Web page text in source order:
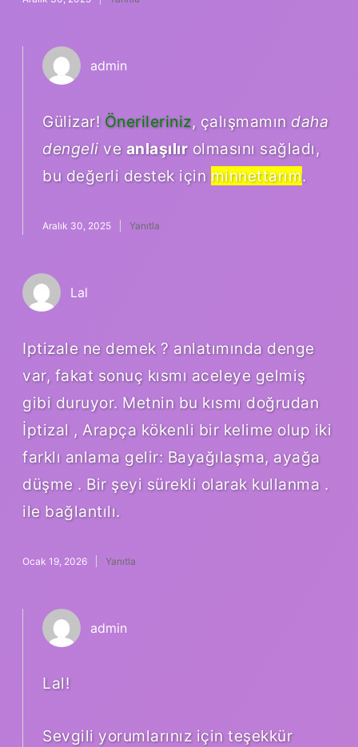
admin
Gülizar! Önerileriniz, çalışmamın daha
dengeli ve anlaşılırolmasını sağladı,
bu değerli destek için minnettarım.
Aralık 30, 2025 Yanıtla
Lal
Iptizale ne demek ? anlatımında denge
var, fakat sonuç kısmı aceleye gelmiş
gibi duruyor. Metnin bu kısmı doğrudan
İptizal , Arapça kökenli bir kelime olup iki
farklı anlama gelir: Bayağılaşma, ayağa
düşme . Bir şeyi sürekli olarak kullanma .
ile bağlantılı.
Ocak 19, 2026 Yanıtla
admin
Lal!
Sevgili yorumlarınız için teşekkür